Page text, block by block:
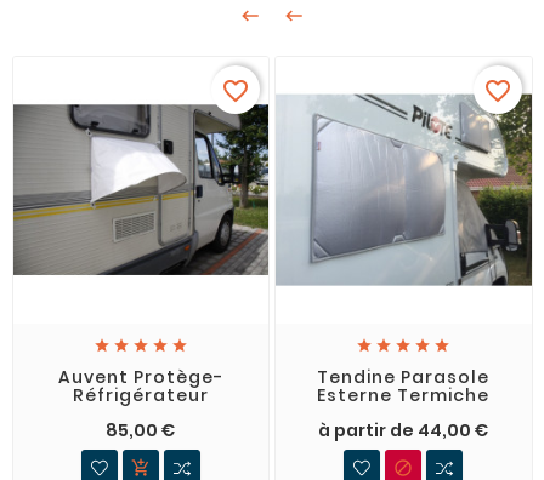
 
    
Auvent Protège-
Réfrigérateur
85,00 €

favorite_border
    
Tendine Parasole
Esterne Termiche
à partir de 44,00 €

favorite_border